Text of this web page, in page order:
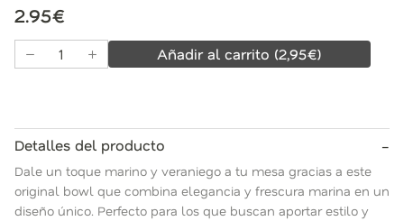
2.95€
Añadir al carrito (2,95€)
Detalles del producto -
Dale un toque marino y veraniego a tu mesa gracias a este
original bowl que combina elegancia y frescura marina en un
diseño único. Perfecto para los que buscan aportar estilo y